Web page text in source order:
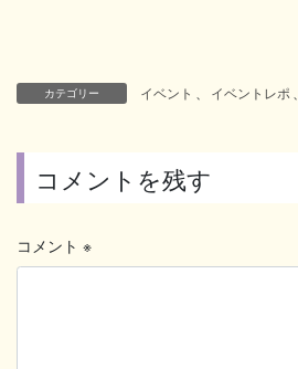
カテゴリー イベント イベントレポ
コメントを残す
コメント ※